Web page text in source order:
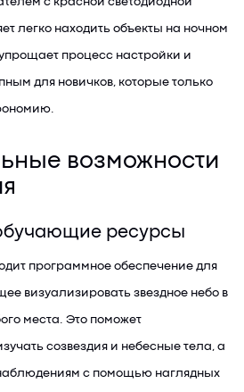
легко находить объекты на ночном
процесс настройки и
для новичков, которые только
возможности
ресурсы
программное обеспечение для
визуализировать звездное небо в
места. Это поможет
созвездия и небесные тела, а
наблюдениям с помощью наглядных